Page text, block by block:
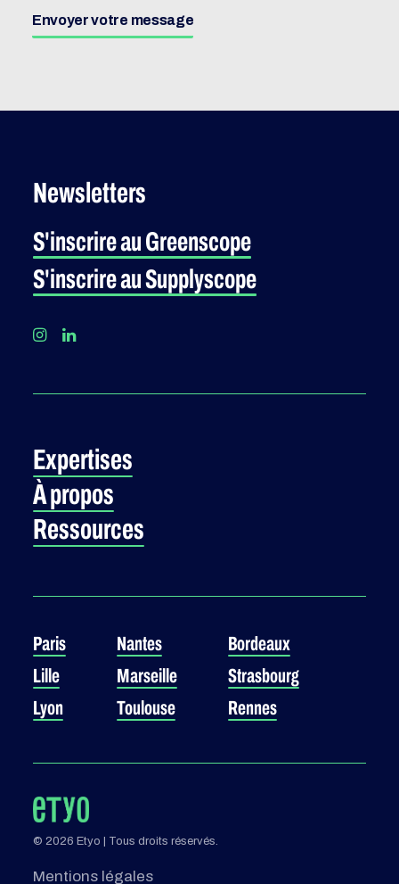
Envoyer votre message
Newsletters
S'inscrire au Greenscope
S'inscrire au Supplyscope
Expertises
À propos
Ressources
Paris
Lille
Lyon
Nantes
Marseille
Toulouse
Bordeaux
Strasbourg
Rennes
© 2026 Etyo | Tous droits réservés.
Mentions légales